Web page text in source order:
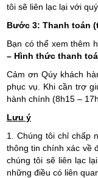
tôi sẽ liên lạc lại với
Bước 3: Thanh toán
Bạn có thể xem thêm
– Hình thức thanh
Cảm ơn Qúy khách
phục vụ. Khi cần trợ
hành chính (8h15 –
Lưu ý
1. Chúng tôi chỉ chấp
thông tin chính xác về
chúng tôi sẽ liên lạc
những điều có liên